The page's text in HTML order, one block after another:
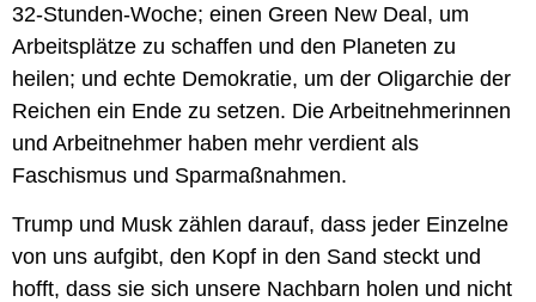
32-Stunden-Woche; einen Green New Deal, um
Arbeitsplätze zu schaffen und den Planeten zu
heilen; und echte Demokratie, um der Oligarchie der
Reichen ein Ende zu setzen. Die Arbeitnehmerinnen
und Arbeitnehmer haben mehr verdient als
Faschismus und Sparmaßnahmen.
Trump und Musk zählen darauf, dass jeder Einzelne
von uns aufgibt, den Kopf in den Sand steckt und
hofft, dass sie sich unsere Nachbarn holen und nicht